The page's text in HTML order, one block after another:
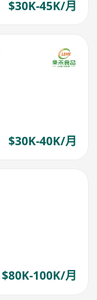
$30K-45K/月
$30K-40K/月
$80K-100K/月